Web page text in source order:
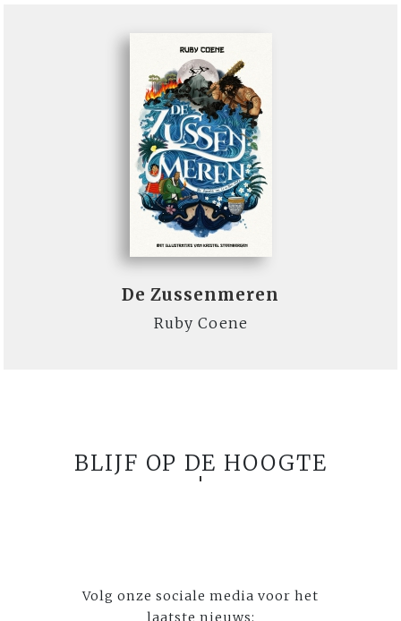
De Zussenmeren
Ruby Coene
BLIJF OP DE HOOGTE
Volg onze sociale media voor het
laatste nieuws: